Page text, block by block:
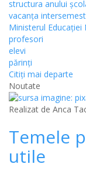
structura anului
vacanța
Ministerul Educației
profesori
elevi
părinți
Citiţi mai departe
Noutate
Realizat de Anca
Temele
utile